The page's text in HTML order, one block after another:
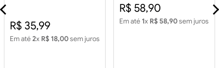
R$ 35,99
Em até2x R$ 18,00sem juros
R$ 58,90
Em até 1x R$ 58,90sem juros